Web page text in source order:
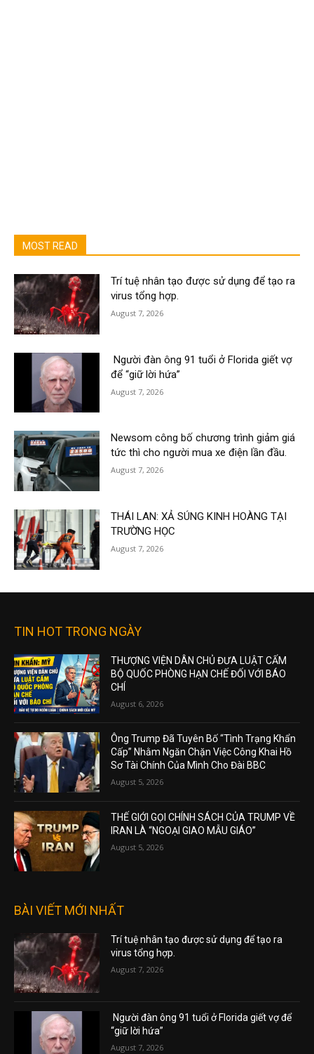
MOST READ
Trí tuệ nhân tạo được sử dụng để tạo ra
virus tổng hợp.
August 7, 2026
Người đàn ông 91 tuổi ở Florida giết vợ
để “giữ lời hứa”
August 7, 2026
Newsom công bố chương trình giảm giá
tức thì cho người mua xe điện lần đầu.
August 7, 2026
THÁI LAN: XẢ SÚNG KINH HOÀNG TẠI
TRƯỜNG HỌC
August 7, 2026
TIN HOT TRONG NGÀY
THƯỢNG VIỆN DÂN CHỦ ĐƯA LUẬT CẤM
BỘ QUỐC PHÒNG HẠN CHẾ ĐỐI VỚI BÁO
CHÍ
August 6, 2026
Ông Trump Đã Tuyên Bố “Tình Trạng Khẩn
Cấp” Nhằm Ngăn Chặn Việc Công Khai Hồ
Sơ Tài Chính Của Mình Cho Đài BBC
August 5, 2026
THẾ GIỚI GỌI CHÍNH SÁCH CỦA TRUMP VỀ
IRAN LÀ “NGOẠI GIAO MẪU GIÁO”
August 5, 2026
BÀI VIẾT MỚI NHẤT
Trí tuệ nhân tạo được sử dụng để tạo ra
virus tổng hợp.
August 7, 2026
Người đàn ông 91 tuổi ở Florida giết vợ để
“giữ lời hứa”
August 7, 2026